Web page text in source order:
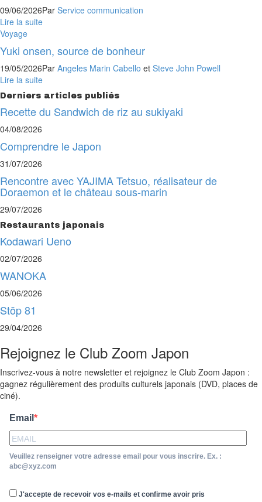
09/06/2026Par Service communication
Lire la suite
Voyage
Yuki onsen, source de bonheur
19/05/2026Par Angeles Marin Cabello et Steve John Powell
Lire la suite
Derniers articles publiés
Recette du Sandwich de riz au sukiyaki
04/08/2026
Comprendre le Japon
31/07/2026
Rencontre avec YAJIMA Tetsuo, réalisateur de
Doraemon et le château sous-marin
29/07/2026
Restaurants japonais
Kodawari Ueno
02/07/2026
WANOKA
05/06/2026
Stōp 81
29/04/2026
Rejoignez le Club Zoom Japon
Inscrivez-vous à notre newsletter et rejoignez le Club Zoom Japon :
gagnez régulièrement des produits culturels japonais (DVD, places de
ciné).
Email
Veuillez renseigner votre adresse email pour vous inscrire. Ex. :
abc@xyz.com
J'accepte de recevoir vos e-mails et confirme avoir pris